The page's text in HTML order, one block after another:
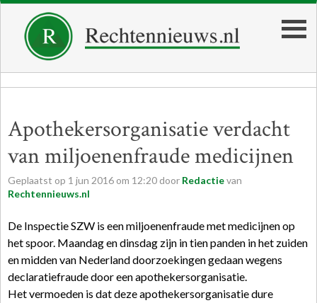
Apothekersorganisatie verdacht
van miljoenenfraude medicijnen
Geplaatst op 1 jun 2016 om 12:20 door Redactievan
Rechtennieuws.nl
De Inspectie SZW is een miljoenenfraude met medicijnen op
het spoor. Maandag en dinsdag zijn in tien panden in het zuiden
en midden van Nederland doorzoekingen gedaan wegens
declaratiefraude door een apothekersorganisatie.
Het vermoeden is dat deze apothekersorganisatie dure